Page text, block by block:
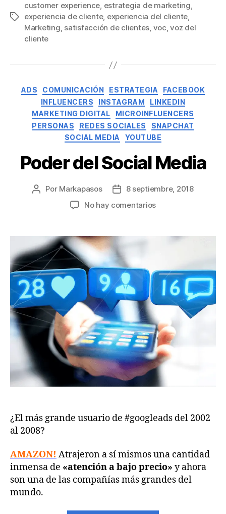
customer experience, estrategia de marketing,
experiencia de cliente, experiencia del cliente,
Marketing, satisfacción de clientes, voc,voz del
cliente
ADS COMUNICACIÓN ESTRATEGIA
FACEBOOK
INFLUENCERS
INSTAGRAM
LINKEDIN
MARKETING DIGITAL
MICROINFLUENCERS
PERSONAS
REDES SOCIALES
SNAPCHAT
SOCIAL MEDIA
YOUTUBE
Poder del Social Media
Por Markapasos
8 septiembre, 2018
No hay comentarios
¿El más grande usuario de #googleads del 2002
al 2008?
AMAZON! Atrajeron a sí mismos una cantidad
inmensa de «atención a bajo precio» y ahora
son una de las compañías más grandes del
mundo.